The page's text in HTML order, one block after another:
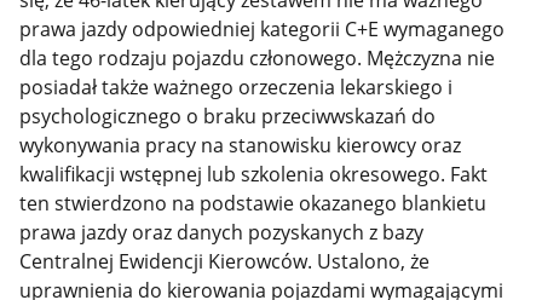
prawa jazdy odpowiedniej kategorii C+E wymaganego
dla tego rodzaju pojazdu członowego. Mężczyzna nie
posiadał także ważnego orzeczenia lekarskiego i
psychologicznego o braku przeciwwskazań do
wykonywania pracy na stanowisku kierowcy oraz
kwalifikacji wstępnej lub szkolenia okresowego. Fakt
ten stwierdzono na podstawie okazanego blankietu
prawa jazdy oraz danych pozyskanych z bazy
Centralnej Ewidencji Kierowców. Ustalono, że
uprawnienia do kierowania pojazdami wymagającymi